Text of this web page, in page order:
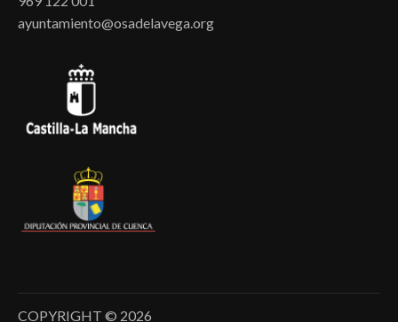
ayuntamiento@osadelavega.org
COPYRIGHT © 2026